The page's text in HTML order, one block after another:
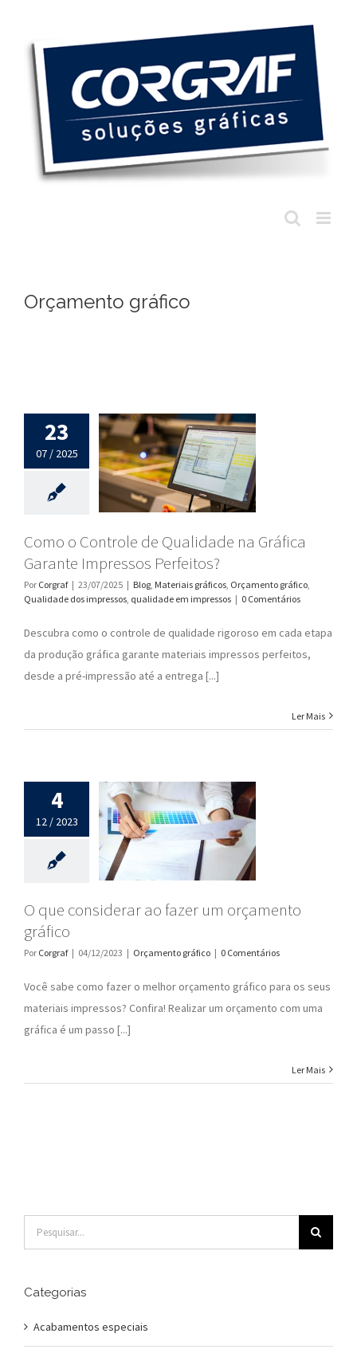
conteúdo
Orçamento gráfico
23
07 / 2025
Como o Controle de
Qualidade na Gráfica
Garante Impressos
Perfeitos?
Como o Controle de Qualidade na Gráfica
Garante Impressos Perfeitos?
Por Corgraf | 23/07/2025 | Blog Materiais gráficos Orçamento gráfico
Qualidade dos impressos qualidade em impressos | 0 Comentários
Descubra como o controle de qualidade rigoroso em cada etapa
da produção gráfica garante materiais impressos perfeitos,
desde a pré-impressão até a entrega [...]
Ler Mais
4
12 / 2023
O que considerar ao
gráfico
O que considerar ao fazer um orçamento
gráfico
Por Corgraf | 04/12/2023 | Orçamento gráfico | 0 Comentários
Você sabe como fazer o melhor orçamento gráfico para os seus
materiais impressos? Confira! Realizar um orçamento com uma
gráfica é um passo [...]
Ler Mais
resultados
Categorias
Acabamentos especiais